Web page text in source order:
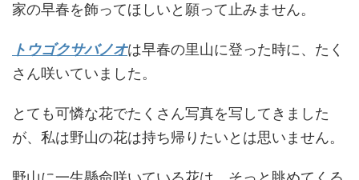
家の早春を飾ってほしいと願って止みません。
トウゴクサバノオは早春の里山に登った時に、たく
さん咲いていました。
とても可憐な花でたくさん写真を写してきました
が、私は野山の花は持ち帰りたいとは思いません。